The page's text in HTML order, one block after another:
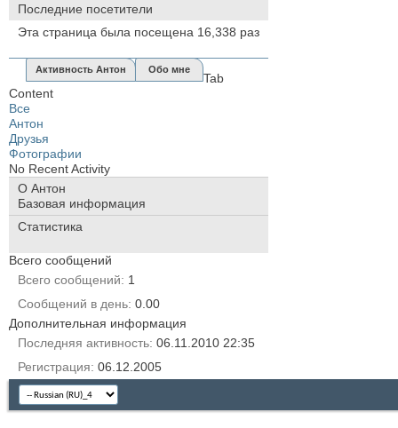
Последние посетители
Эта страница была посещена 16,338 раз
Активность Антон Обо мне
Tab
Content
Все
Антон
Друзья
Фотографии
No Recent Activity
О Антон
Базовая информация
Статистика
Всего сообщений
Всего сообщений
1
Сообщений в день 0.00
Дополнительная информация
Последняя активность 06.11.2010 22:35
Регистрация 06.12.2005